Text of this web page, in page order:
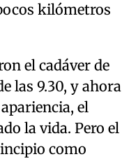
kilómetros
el cadáver de
las 9.30, y ahora
el
la vida. Pero el
como